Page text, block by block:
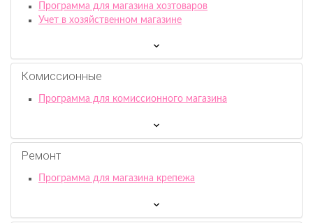
Программа для магазина хозтоваров
Учет в хозяйственном магазине
Комиссионныe
Программа для комиссионного магазина
Ремонт
Программа для магазина крепежа